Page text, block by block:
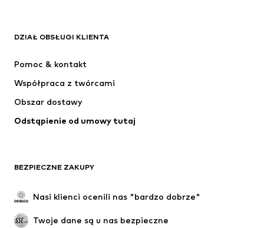
Next
Jordan
DZIAŁ OBSŁUGI KLIENTA
Pomoc & kontakt
Współpraca z twórcami
Obszar dostawy
Odstąpienie od umowy tutaj
BEZPIECZNE ZAKUPY
Nasi klienci ocenili nas "bardzo dobrze"
Twoje dane są u nas bezpieczne